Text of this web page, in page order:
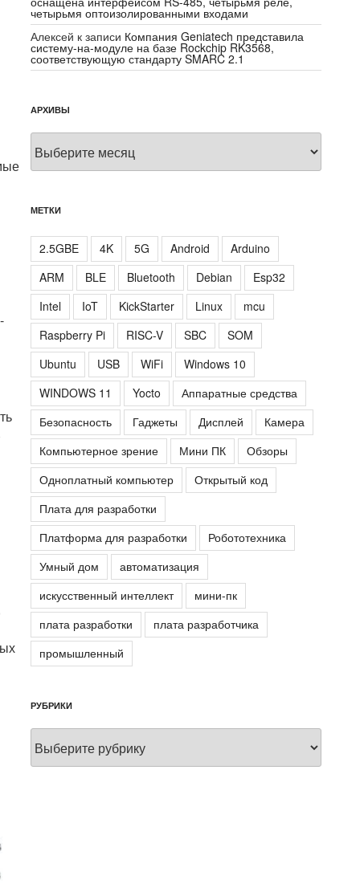
четырьмя оптоизолированными входами
Алексей к записи Компания Geniatech представила
систему-на-модуле на базе Rockchip RK3568,
соответствующую стандарту SMARC 2.1
АРХИВЫ
Архивы
МЕТКИ
2.5GBE 4K 5G Android
Arduino
ARM
BLE Bluetooth Debian
Esp32
Intel
IoT KickStarter Linux
mcu
Raspberry Pi
RISC-V SBC
SOM
Ubuntu
USB WiFi
Windows 10
WINDOWS 11
Yocto
Аппаратные средства
Безопасность
Гаджеты Дисплей
Камера
Компьютерное зрение
Мини ПК
Обзоры
Одноплатный компьютер
Открытый код
Плата для разработки
Платформа для разработки
Робототехника
Умный дом
автоматизация
искусственный интеллект
мини-пк
плата разработки
плата разработчика
промышленный
РУБРИКИ
Рубрики